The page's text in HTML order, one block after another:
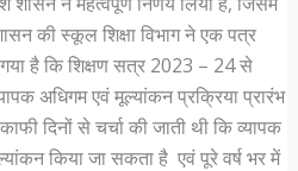
की स्कूल शिक्षा विभाग ने एक पत्र
है कि शिक्षण सत्र 2023 – 24 से
अधिगम एवं मूल्यांकन प्रक्रिया प्रारंभ
दिनों से चर्चा की जाती थी कि व्यापक
किया जा सकता है एवं पूरे वर्ष भर में